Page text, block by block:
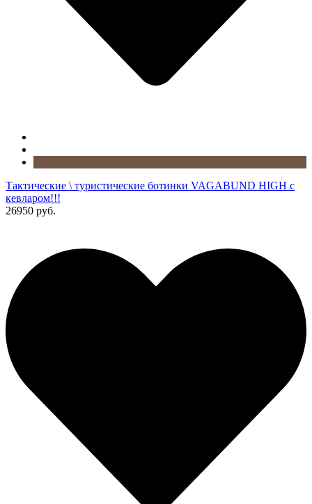
Тактические \ туристические ботинки VAGABUND HIGH с
кевларом!!!
26950 руб.